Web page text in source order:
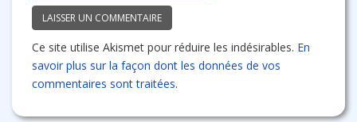
Ce site utilise Akismet pour réduire les indésirables. En
savoir plus sur la façon dont les données de vos
commentaires sont traitées.